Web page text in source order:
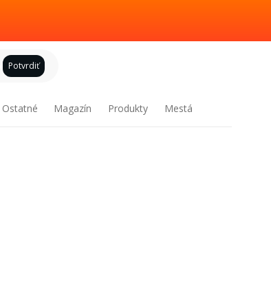
Potvrdiť
Ostatné Magazín Produkty Mestá